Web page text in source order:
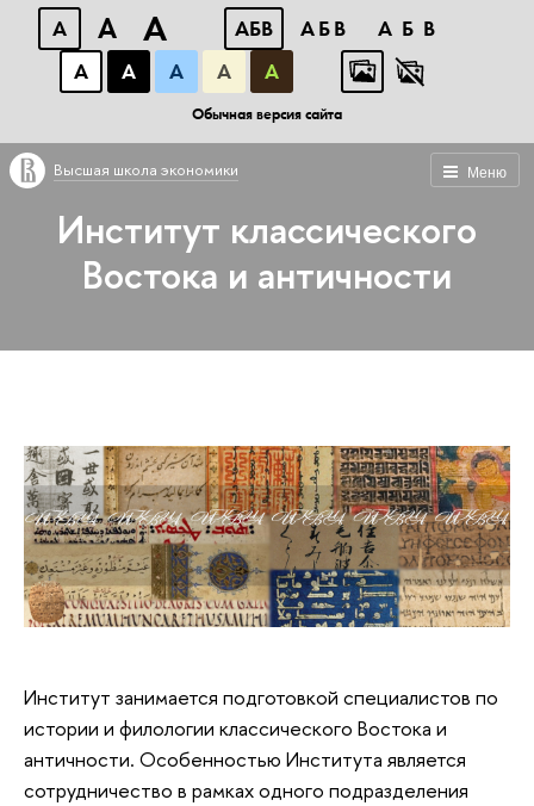
A A A АБВ АБВ
АБВ
А
А А А А
Обычная версия сайта
Меню
Высшая школа экономики
Институт классического
Востока и античности
Институт занимается подготовкой специалистов по
истории и филологии классического Востока и
античности. Особенностью Института является
сотрудничество в рамках одного подразделения